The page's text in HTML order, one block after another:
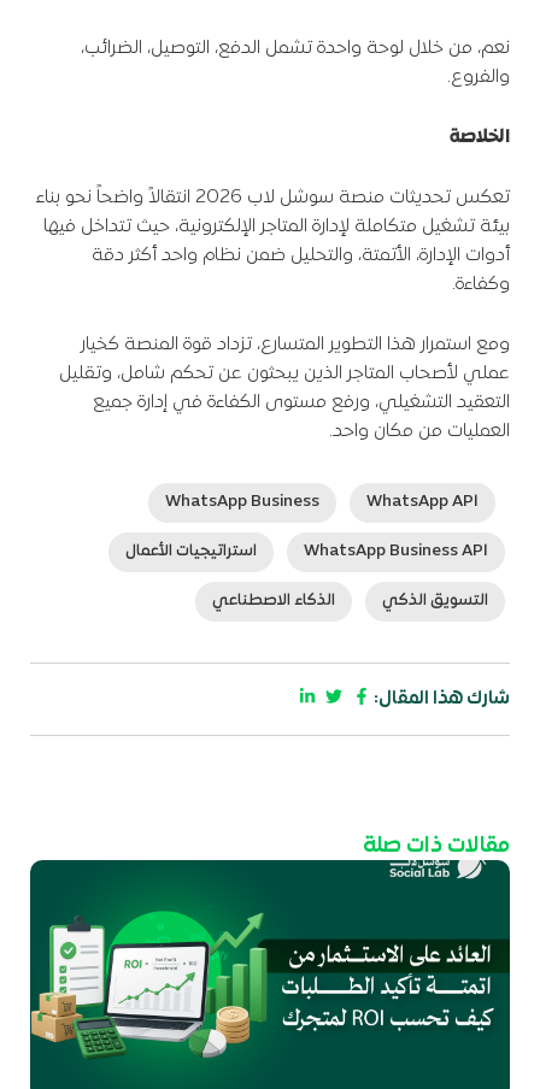
نعم، من خلال لوحة واحدة تشمل الدفع، التوصيل، الضرائب،
والفروع.
الخلاصة
تعكس تحديثات منصة سوشل لاب 2026 انتقالاً واضحاً نحو بناء
بيئة تشغيل متكاملة لإدارة المتاجر الإلكترونية، حيث تتداخل فيها
أدوات الإدارة، الأتمتة، والتحليل ضمن نظام واحد أكثر دقة
وكفاءة.
ومع استمرار هذا التطوير المتسارع، تزداد قوة المنصة كخيار
عملي لأصحاب المتاجر الذين يبحثون عن تحكم شامل، وتقليل
التعقيد التشغيلي، ورفع مستوى الكفاءة في إدارة جميع
العمليات من مكان واحد.
WhatsApp API
WhatsApp Business
WhatsApp Business API استراتيجيات الأعمال
التسويق الذكي الذكاء الاصطناعي
شارك هذا المقال:
مقالات ذات صلة